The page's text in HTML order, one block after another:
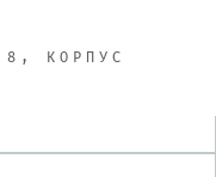
8, КОРПУС